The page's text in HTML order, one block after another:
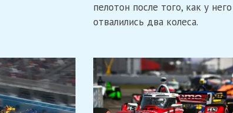
Финиксе
пелотон после того, как у него
отвалились два колеса.